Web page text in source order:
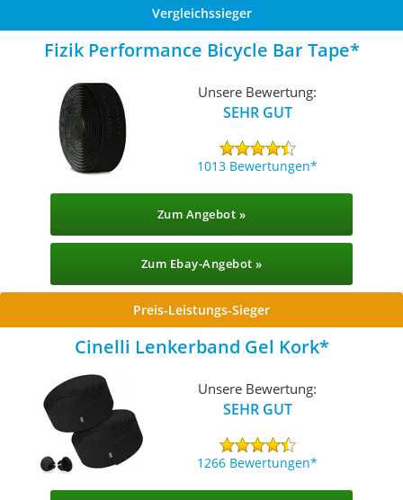
Vergleichssieger
Fizik Performance Bicycle Bar Tape
Unsere Bewertung:
SEHR GUT
1013 Bewertungen
Zum Angebot »
Zum Ebay-Angebot »
Preis-Leistungs-Sieger
Cinelli Lenkerband Gel Kork
Unsere Bewertung:
SEHR GUT
1266 Bewertungen